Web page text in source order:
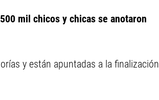
mil chicos y chicas se anotaron
y están apuntadas a la finalización